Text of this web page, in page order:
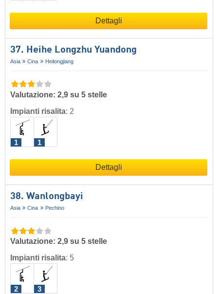
Dettagli
37. Heihe Longzhu Yuandong
Asia Cina Heilongjiang
Valutazione: 2,9 su 5 stelle
Impianti risalita: 2
1 1
Dettagli
38. Wanlongbayi
Asia Cina Pechino
Valutazione: 2,9 su 5 stelle
Impianti risalita: 5
2 3